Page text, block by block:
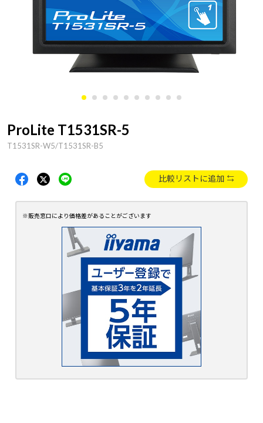
ProLite T1531SR-5
T1531SR-W5/T1531SR-B5
比較リストに追加